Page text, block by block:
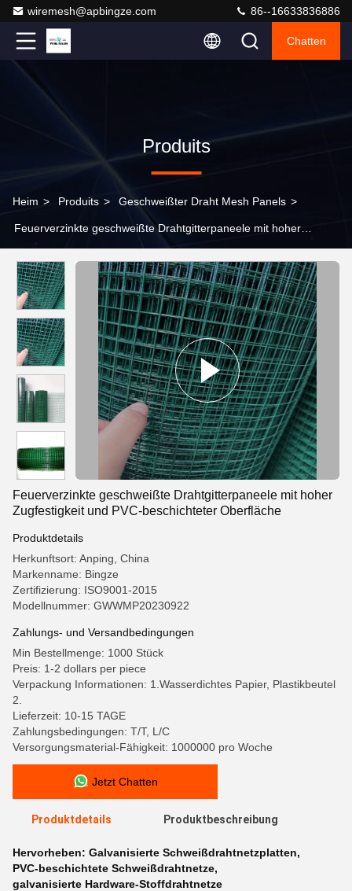
wiremesh@apbingze.com 86--16633836886
Chatten
Produits
Heim > Produits > Geschweißter Draht Mesh Panels >
Feuerverzinkte geschweißte Drahtgitterpaneele mit hoher
Feuerverzinkte geschweißte Drahtgitterpaneele mit hoher
Zugfestigkeit und PVC-beschichteter Oberfläche
Produktdetails
Herkunftsort: Anping, China
Markenname: Bingze
Zertifizierung: ISO9001-2015
Modellnummer: GWWMP20230922
Zahlungs- und Versandbedingungen
Min Bestellmenge: 1000 Stück
Preis: 1-2 dollars per piece
Verpackung Informationen: 1.Wasserdichtes Papier, Plastikbeutel
2.
Lieferzeit: 10-15 TAGE
Zahlungsbedingungen: T/T, L/C
Versorgungsmaterial-Fähigkeit: 1000000 pro Woche
Jetzt Chatten
Produktdetails Produktbeschreibung
Hervorheben: Galvanisierte Schweißdrahtnetzplatten,
PVC-beschichtete Schweißdrahtnetze,
galvanisierte Hardware-Stoffdrahtnetze